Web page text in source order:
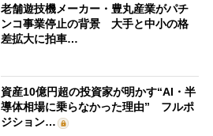
老舗遊技機メーカー・豊丸産業がパチ
ンコ事業停止の背景 大手と中小の格
差拡大に拍車…
資産10億円超の投資家が明かす“AI・半
導体相場に乗らなかった理由” フルポ
ジション…